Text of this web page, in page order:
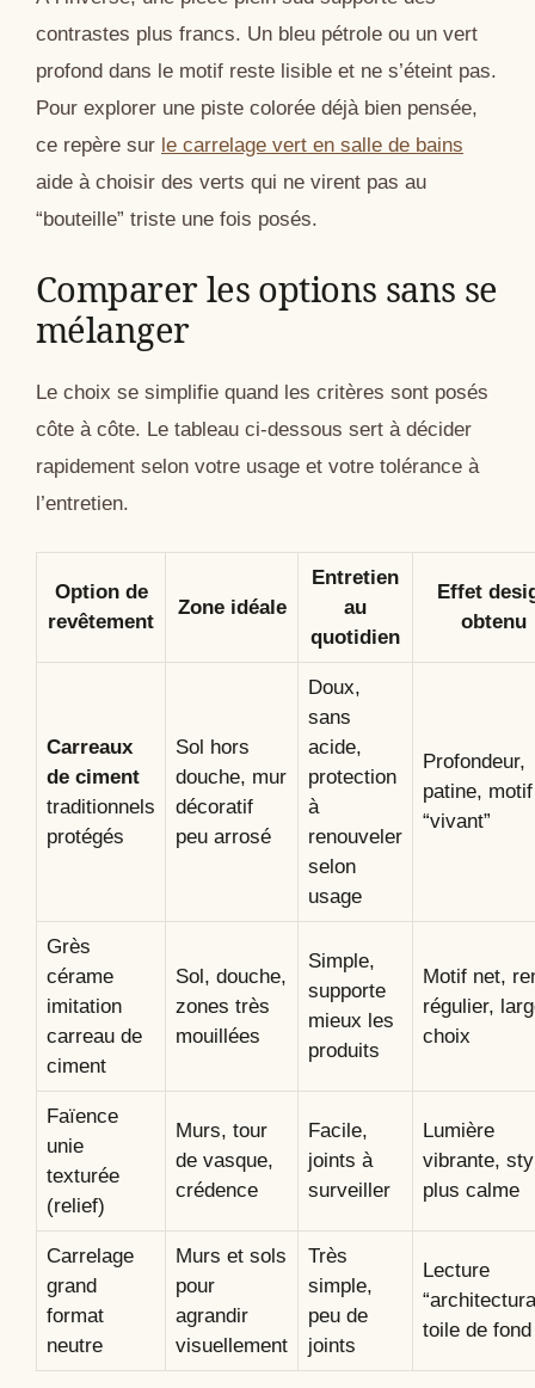
contrastes plus francs. Un bleu pétrole ou un vert
profond dans le motif reste lisible et ne s’éteint pas.
Pour explorer une piste colorée déjà bien pensée,
ce repère sur le carrelage vert en salle de bains
aide à choisir des verts qui ne virent pas au
“bouteille” triste une fois posés.
Comparer les options sans se
mélanger
Le choix se simplifie quand les critères sont posés
côte à côte. Le tableau ci-dessous sert à décider
rapidement selon votre usage et votre tolérance à
l’entretien.
Option de
revêtement
Zone idéale
Entretien
au
quotidien
Effet
obtenu
Carreaux
de ciment
traditionnels
protégés
Sol hors
douche, mur
décoratif
peu arrosé
Doux,
sans
acide,
protection
à
renouveler
selon
usage
Profondeur,
patine, motif
“vivant”
Grès
cérame
imitation
carreau de
ciment
Sol, douche,
zones très
mouillées
Simple,
supporte
mieux les
produits
Motif net,
régulier,
choix
Faïence
unie
texturée
(relief)
Murs, tour
de vasque,
crédence
Facile,
joints à
surveiller
Lumière
vibrante,
plus calme
Carrelage
grand
format
neutre
Murs et sols
pour
agrandir
visuellement
Très
simple,
peu de
joints
Lecture
toile de fond